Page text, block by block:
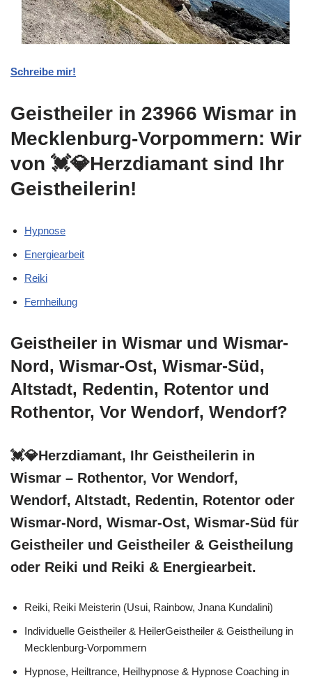
Schreibe mir!
Geistheiler in 23966 Wismar in
Mecklenburg-Vorpommern: Wir
von 💓️💎Herzdiamant sind Ihr
Geistheilerin!
Hypnose
Energiearbeit
Reiki
Fernheilung
Geistheiler in Wismar und Wismar-
Nord, Wismar-Ost, Wismar-Süd,
Altstadt, Redentin, Rotentor und
Rothentor, Vor Wendorf, Wendorf?
💓️💎Herzdiamant, Ihr Geistheilerin in
Wismar – Rothentor, Vor Wendorf,
Wendorf, Altstadt, Redentin, Rotentor oder
Wismar-Nord, Wismar-Ost, Wismar-Süd für
Geistheiler und Geistheiler & Geistheilung
oder Reiki und Reiki & Energiearbeit.
Reiki, Reiki Meisterin (Usui, Rainbow, Jnana Kundalini)
Individuelle Geistheiler & HeilerGeistheiler & Geistheilung in
Mecklenburg-Vorpommern
Hypnose, Heiltrance, Heilhypnose & Hypnose Coaching in